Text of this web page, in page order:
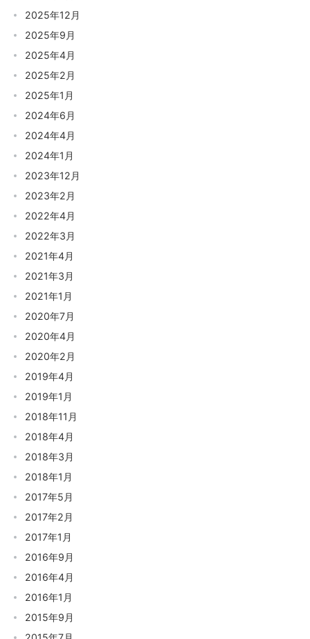
2025年12月
2025年9月
2025年4月
2025年2月
2025年1月
2024年6月
2024年4月
2024年1月
2023年12月
2023年2月
2022年4月
2022年3月
2021年4月
2021年3月
2021年1月
2020年7月
2020年4月
2020年2月
2019年4月
2019年1月
2018年11月
2018年4月
2018年3月
2018年1月
2017年5月
2017年2月
2017年1月
2016年9月
2016年4月
2016年1月
2015年9月